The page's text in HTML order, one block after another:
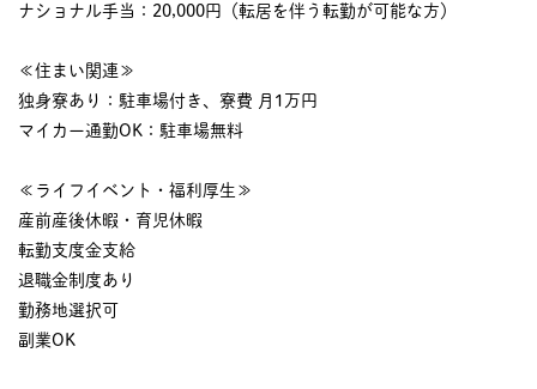
ナショナル手当：20,000円（転居を伴う転勤が可能な方）
≪住まい関連≫
独身寮あり：駐車場付き、寮費 月1万円
マイカー通勤OK：駐車場無料
≪ライフイベント・福利厚生≫
産前産後休暇・育児休暇
転勤支度金支給
退職金制度あり
勤務地選択可
副業OK